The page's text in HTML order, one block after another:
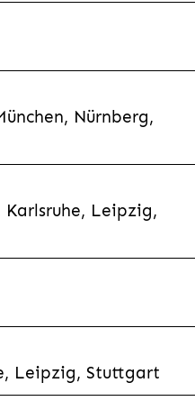
Nürnberg,
Leipzig,
Leipzig, Stuttgart